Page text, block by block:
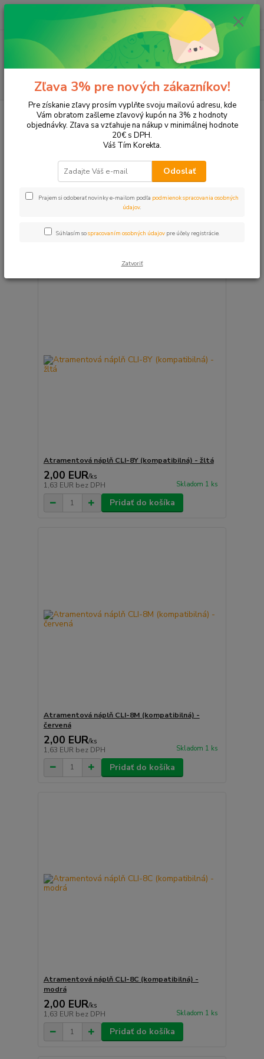
Hľadať
ks
za 0,00 EUR
Tonery a náplne do tlačiarní Canon MP810
Upresniť parametre
Najdrahšie
Zobrazujem 1-5 z 5
Atramentová náplň CLI-8Y (kompatibilná) - žltá
2,00 EUR/ks
1,63 EUR bez DPH Skladom 1 ks
Pridať do košíka
Atramentová náplň CLI-8M (kompatibilná) -
červená
2,00 EUR/ks
1,63 EUR bez DPH Skladom 1 ks
Pridať do košíka
Atramentová náplň CLI-8C (kompatibilná) -
modrá
2,00 EUR/ks
1,63 EUR bez DPH Skladom 1 ks
Pridať do košíka
Zľava 3% pre nových zákazníkov!
Pre získanie zľavy prosím vyplňte svoju mailovú adresu, kde
Vám obratom zašleme zľavový kupón na 3% z hodnoty
objednávky. Zľava sa vzťahuje na nákup v minimálnej hodnote
20€ s DPH.
Váš Tím Korekta.
Odoslať
Prajem si odoberať novinky e-mailom podľa podmienok spracovania osobných
údajov.
Súhlasím sospracovaním osobných údajov pre účely registrácie.
Zatvoriť